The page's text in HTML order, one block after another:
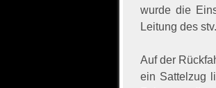
wurde die
Leitung des
Auf der
ein Sattelzug